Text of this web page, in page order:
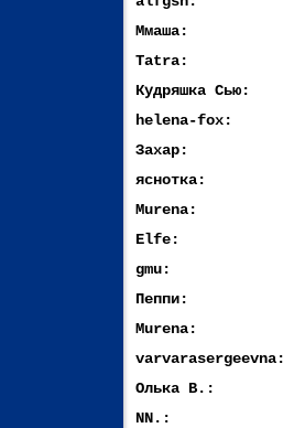
Ммаша:
Tatra:
Кудряшка Сью:
helena-fox:
Захар:
яснотка:
Murena:
Elfe:
gmu:
Пеппи:
Murena:
varvarasergeevna:
Олька В.:
NN.: